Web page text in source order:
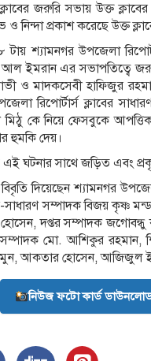
জরুরি সভায় উক্ত
নিন্দা প্রকাশ করেছে উক্ত
শ্যামনগর উপজেলা
আল ইমরান এর সভাপতিত্বে
ও মাদকসেবী হাফিজুর
রিপোর্টার্স ক্লাবের
মিঠু কে নিয়ে ফেসবুকে
হুমকি দেয়।
ঘটনার সাথে জড়িত এবং
দিয়েছেন শ্যামনগর
সম্পাদক বিজয় কৃষ্ণ
দপ্তর সম্পাদক জগোবন্ধু
সম্পাদক মো. আশিকুর
আকতার হোসেন, আজিজুল
নিউজ ফটো কার্ড